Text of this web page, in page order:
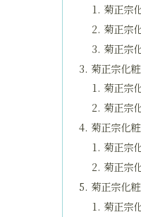
菊正宗
菊正宗
菊正宗
菊正宗化
菊正宗
菊正宗
菊正宗化
菊正宗
菊正宗
菊正宗化
菊正宗